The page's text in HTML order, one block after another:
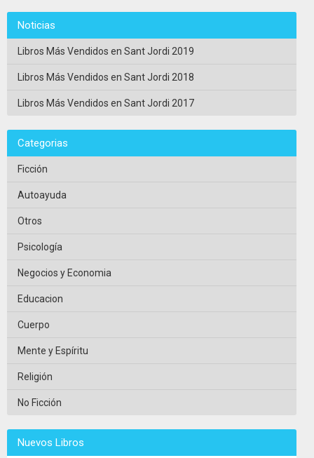
Noticias
Libros Más Vendidos en Sant Jordi 2019
Libros Más Vendidos en Sant Jordi 2018
Libros Más Vendidos en Sant Jordi 2017
Categorias
Ficción
Autoayuda
Otros
Psicología
Negocios y Economia
Educacion
Cuerpo
Mente y Espíritu
Religión
No Ficción
Nuevos Libros